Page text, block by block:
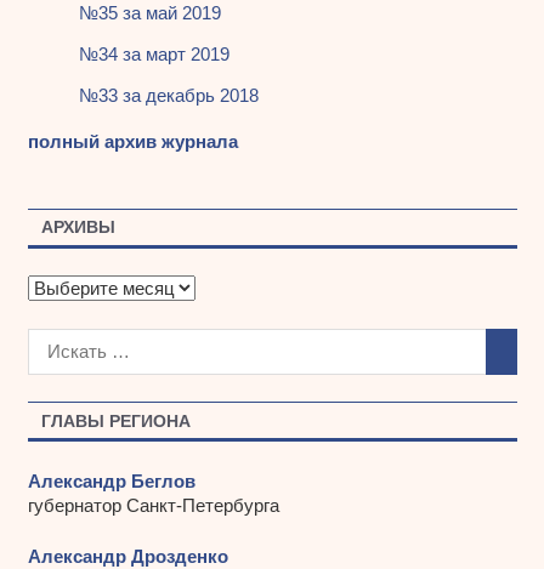
ГЛАВЫ РЕГИОНА
Александр Беглов
губернатор Санкт-Петербурга
Александр Дрозденко
№35 за май 2019
№34 за март 2019
№33 за декабрь 2018
полный архив журнала
АРХИВЫ
А
х
ы